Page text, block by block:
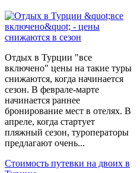
Отдых в Турции "все
включено" цены на такие туры
снижаются, когда начинается
сезон. В феврале-марте
начинается раннее
бронирование мест в отелях. В
апреле, когда стартует
пляжный сезон, туроператоры
предлагают очень...
Стоимость путевки на двоих в